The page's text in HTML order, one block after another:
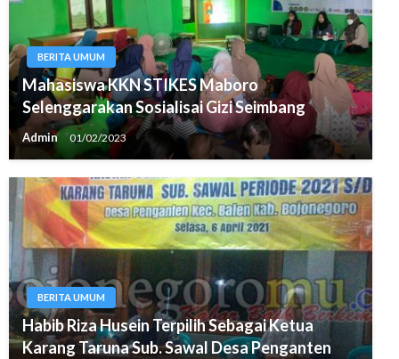
BERITA UMUM
Mahasiswa KKN STIKES Maboro
Selenggarakan Sosialisai Gizi Seimbang
Admin 01/02/2023
BERITA UMUM
Habib Riza Husein Terpilih Sebagai Ketua
Karang Taruna Sub. Sawal Desa Penganten